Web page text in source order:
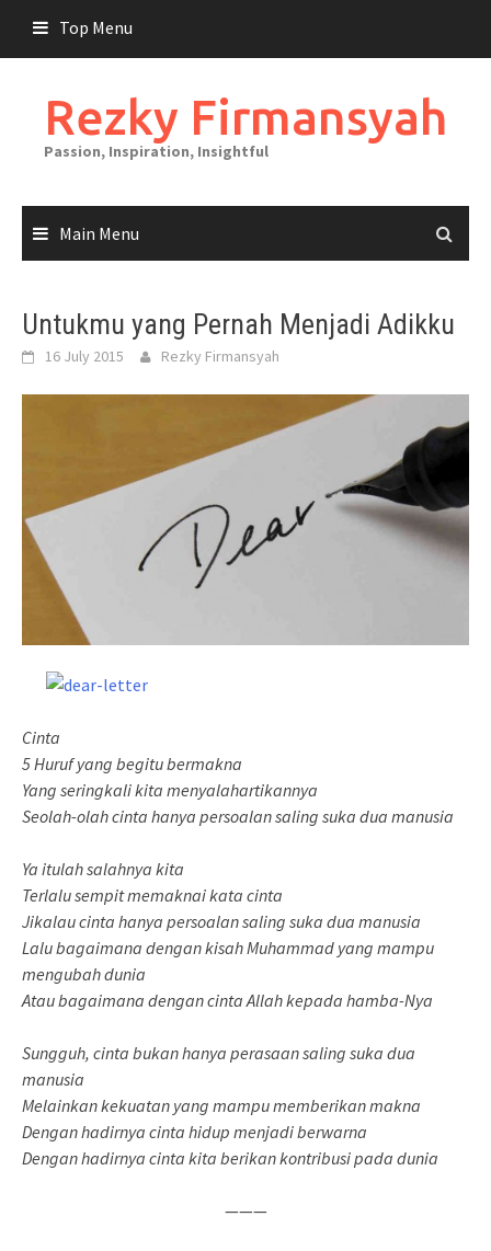
content
Top Menu
Rezky Firmansyah
Passion, Inspiration, Insightful
Main Menu
Untukmu yang Pernah Menjadi Adikku
16 July 2015 Rezky Firmansyah
Cinta
5 Huruf yang begitu bermakna
Yang seringkali kita menyalahartikannya
Seolah-olah cinta hanya persoalan saling suka dua manusia
Ya itulah salahnya kita
Terlalu sempit memaknai kata cinta
Jikalau cinta hanya persoalan saling suka dua manusia
Lalu bagaimana dengan kisah Muhammad yang mampu
mengubah dunia
Atau bagaimana dengan cinta Allah kepada hamba-Nya
Sungguh, cinta bukan hanya perasaan saling suka dua
manusia
Melainkan kekuatan yang mampu memberikan makna
Dengan hadirnya cinta hidup menjadi berwarna
Dengan hadirnya cinta kita berikan kontribusi pada dunia
———